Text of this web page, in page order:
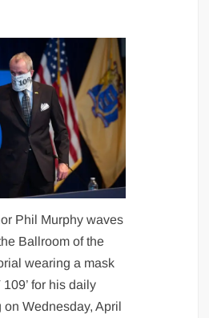
Phil Murphy waves
Ballroom of the
wearing a mask
109’ for his daily
Wednesday, April